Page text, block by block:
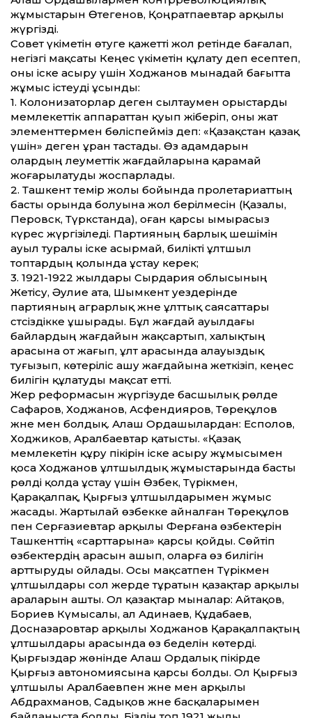
жұмыстарын Өтегенов, Қоңратпаевтар арқылы
жүргізді.
Совет үкіметін өтуге қажетті жол ретінде бағалап,
негізгі мақсаты Кеңес үкіметін құлату деп есептеп,
оны іске асыру үшін Ходжанов мынадай бағытта
жұмыс істеуді ұсынды:
1. Колонизаторлар деген сылтаумен орыстарды
мемлекеттік аппараттан қуып жіберіп, оны жат
элементтермен бөліспейміз деп: «Қазақстан қазақ
үшін» деген ұран тастады. Өз адамдарын
олардың әлеуметтік жағдайларына қарамай
жоғарылатуды жоспарлады.
2. Ташкент темір жолы бойында пролетариаттың
басты орында болуына жол берілмесін (Қазалы,
Перовск, Түркстанда), оған қарсы ымырасыз
күрес жүргізіледі. Партияның барлық шешімін
ауыл туралы іске асырмай, билікті ұлтшыл
топтардың қолында ұстау керек;
3. 1921-1922 жылдары Сырдария облысының
Жетісу, Әулие ата, Шымкент уездерінде
партияның аграрлық және ұлттық саясаттары
сәтсіздікке ұшырады. Бұл жағдай ауылдағы
байлардың жағдайын жақсартып, халықтың
арасына от жағып, ұлт арасында алауыздық
туғызып, көтеріліс ашу жағдайына жеткізіп, кеңес
билігін құлатуды мақсат етті.
Жер реформасын жүргізуде басшылық рөлде
Сафаров, Ходжанов, Асфендияров, Төреқұлов
және мен болдық. Алаш Ордашылардан: Есполов,
Ходжиков, Аралбаевтар қатысты. «Қазақ
мемлекетін құру пікірін іске асыру жұмысымен
қоса Ходжанов ұлтшылдық жұмыстарында басты
рөлді қолда ұстау үшін Өзбек, Түрікмен,
Қарақалпақ, Қырғыз ұлтшылдарымен жұмыс
жасады. Жартылай өзбекке айналған Төреқұлов
пен Серғазиевтар арқылы Ферғана өзбектерін
Ташкенттің «сарттарына» қарсы қойды. Сөйтіп
өзбектердің арасын ашып, оларға өз билігін
арттыруды ойлады. Осы мақсатпен Түрікмен
ұлтшылдары сол жерде тұратын қазақтар арқылы
араларын ашты. Ол қазақтар мыналар: Айтақов,
Бориев Күмысалы, ал Адинаев, Құдабаев,
Досназаровтар арқылы Ходжанов Қарақалпақтың
ұлтшылдары арасында өз беделін көтерді.
Қырғыздар жөнінде Алаш Ордалық пікірде
Қырғыз автономиясына қарсы болды. Ол Қырғыз
ұлтшылы Аралбаевпен және мен арқылы
Абдрахманов, Садықов және басқаларымен